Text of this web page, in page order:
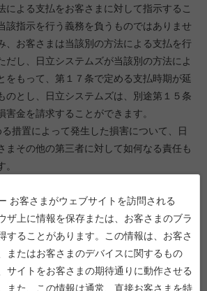
による支払をお客さまに対して指示するこ
該指示を行う義務を負うものではありませ
、お客さまは当該別の方法による支払を行
だし、日立システムズが当該別の方法によ
をもって、第１７条で定める支払時期が延
のとし、日立システムズは、別途第１５条
害金を請求することができます。
措置によって発生した損害について、日
まその他の第三者に対して如何なる責任も
ス・商品の提供）
、サービス・商品提供契約に定める期日ま
方法によって、お客さまに対して当該当社
するものとします。
当社サービス・商品の受領後5営業日以内
いいます）に検査を行うものとします。
お客さまがウェブサイトを訪問される
ザ上に情報を保存または、お客さまのブラ
することがあります。この情報は、お客さ
またはお客さまのデバイスに関するもの
サイトをお客さまの期待通りに動作させる
また、この情報は通常、直接お客さまを特